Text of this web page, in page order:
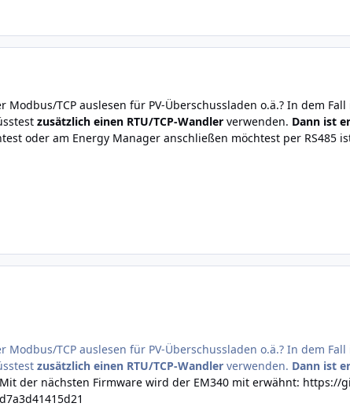
Modbus/TCP auslesen für PV-Überschussladen o.ä.? In dem
zusätzlich einen RTU/TCP-Wandler verwenden. Dann ist
oder am Energy Manager anschließen möchtest per RS485
Modbus/TCP auslesen für PV-Überschussladen o.ä.? In dem
zusätzlich einen RTU/TCP-Wandler verwenden. Dann ist
der nächsten Firmware wird der EM340 mit erwähnt: https://